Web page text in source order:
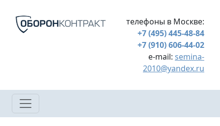
телефоны в Москве:
+7 (495) 445-48-84
+7 (910) 606-44-02
e-mail: semina-
2010@yandex.ru